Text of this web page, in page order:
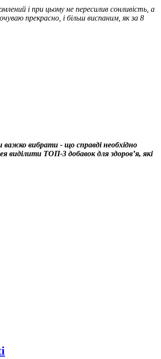
і при цьому не пересилив сонливість, а
прекрасно, і більш виспаним, як за 8
важко вибрати - що справді необхідно
виділити ТОП-3 добавок для здоров’я, які